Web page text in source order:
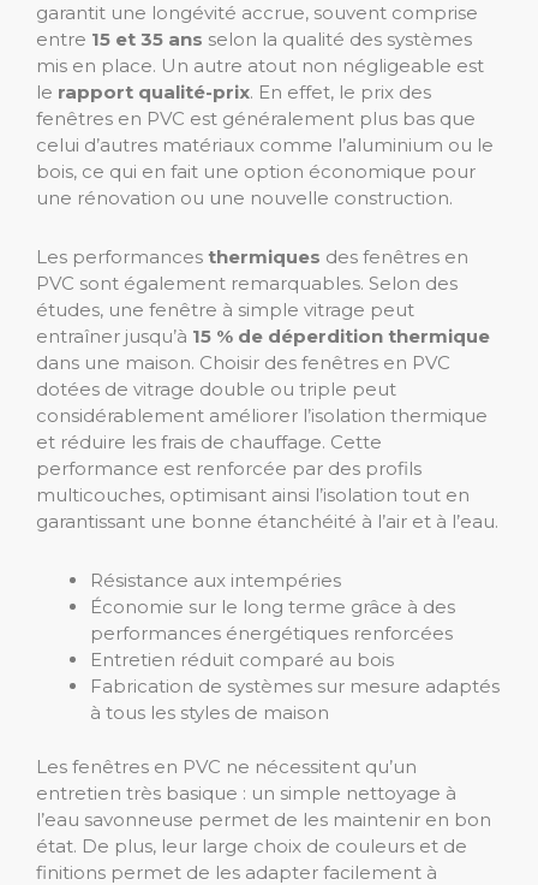
garantit une longévité accrue, souvent comprise
entre 15 et 35 ans selon la qualité des systèmes
mis en place. Un autre atout non négligeable est
le rapport qualité-prix. En effet, le prix des
fenêtres en PVC est généralement plus bas que
celui d’autres matériaux comme l’aluminium ou le
bois, ce qui en fait une option économique pour
une rénovation ou une nouvelle construction.
Les performances thermiques des fenêtres en
PVC sont également remarquables. Selon des
études, une fenêtre à simple vitrage peut
entraîner jusqu’à 15 % de déperdition thermique
dans une maison. Choisir des fenêtres en PVC
dotées de vitrage double ou triple peut
considérablement améliorer l’isolation thermique
et réduire les frais de chauffage. Cette
performance est renforcée par des profils
multicouches, optimisant ainsi l’isolation tout en
garantissant une bonne étanchéité à l’air et à l’eau.
Résistance aux intempéries
Économie sur le long terme grâce à des
performances énergétiques renforcées
Entretien réduit comparé au bois
Fabrication de systèmes sur mesure adaptés
à tous les styles de maison
Les fenêtres en PVC ne nécessitent qu’un
entretien très basique : un simple nettoyage à
l’eau savonneuse permet de les maintenir en bon
état. De plus, leur large choix de couleurs et de
finitions permet de les adapter facilement à